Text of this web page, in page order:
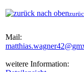
Mail:
weitere Information: